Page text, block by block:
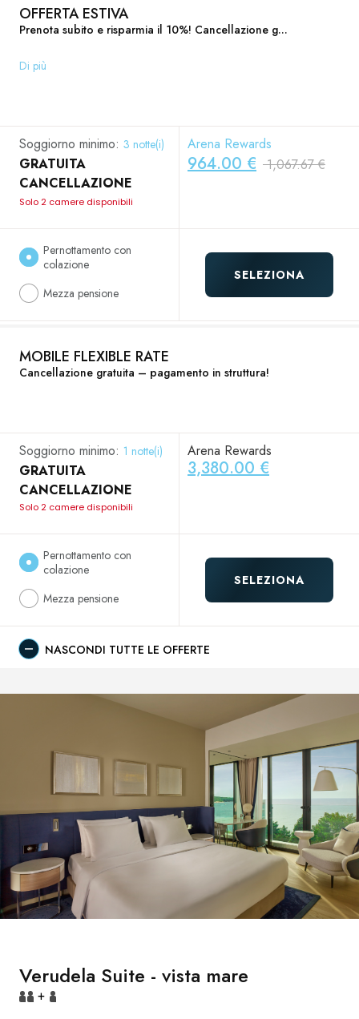
OFFERTA ESTIVA
Prenota subito e risparmia il 10%! Cancellazione g...
Di più
Soggiorno minimo: 3 notte(i)
GRATUITA
CANCELLAZIONE
Solo 2 camere disponibili
Arena Rewards
964.00 € 1,067.67 €
Pernottamento con
colazione
Mezza pensione
SELEZIONA
MOBILE FLEXIBLE RATE
Cancellazione gratuita – pagamento in struttura!
Soggiorno minimo: 1 notte(i)
GRATUITA
CANCELLAZIONE
Solo 2 camere disponibili
Arena Rewards
3,380.00 €
Pernottamento con
colazione
Mezza pensione
SELEZIONA
NASCONDI TUTTE LE OFFERTE
Verudela Suite - vista mare
+